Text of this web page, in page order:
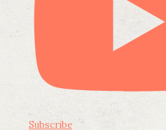
Subscribe